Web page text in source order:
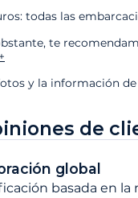
todas las
te
y la información
de
global
basada en